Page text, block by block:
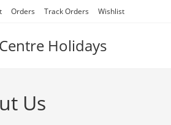
Orders Track Orders Wishlist
Holidays
Us